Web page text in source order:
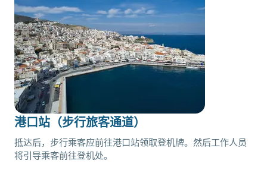
港口站（步行旅客通道）
抵达后，步行乘客应前往港口站领取登机牌。然后工作人员
将引导乘客前往登机处。